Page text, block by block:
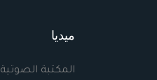
ميديا
المكتبة الصوتية